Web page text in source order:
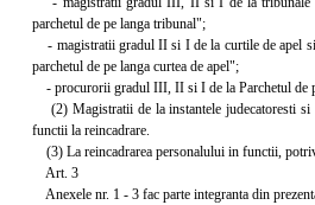
parchetul de pe langa tribunal";
- magistratii gradul II si I de la curtile de apel si
parchetul de pe langa curtea de apel";
- procurorii gradul III, II si I de la Parchetul de
(2) Magistratii de la instantele judecatoresti si
functii la reincadrare.
(3) La reincadrarea personalului in functii,
Art. 3
Anexele nr. 1 - 3 fac parte integranta din